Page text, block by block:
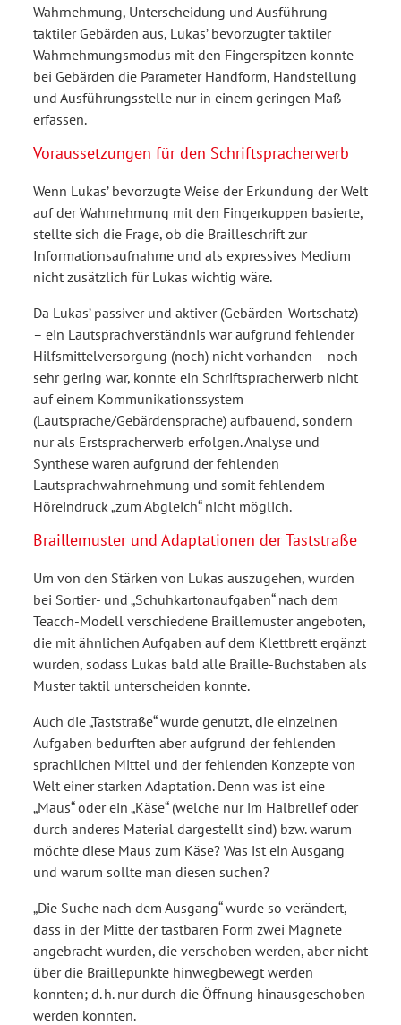
Wahrnehmung, Unterscheidung und Ausführung
taktiler Gebärden aus, Lukas’ bevorzugter taktiler
Wahrnehmungsmodus mit den Fingerspitzen konnte
bei Gebärden die Parameter Handform, Handstellung
und Ausführungsstelle nur in einem geringen Maß
erfassen.
Voraussetzungen für den Schriftspracherwerb
Wenn Lukas’ bevorzugte Weise der Erkundung der Welt
auf der Wahrnehmung mit den Fingerkuppen basierte,
stellte sich die Frage, ob die Brailleschrift zur
Informationsaufnahme und als expressives Medium
nicht zusätzlich für Lukas wichtig wäre.
Da Lukas’ passiver und aktiver (Gebärden-Wortschatz)
– ein Lautsprachverständnis war aufgrund fehlender
Hilfsmittelversorgung (noch) nicht vorhanden – noch
sehr gering war, konnte ein Schriftspracherwerb nicht
auf einem Kommunikationssystem
(Lautsprache/Gebärdensprache) aufbauend, sondern
nur als Erstspracherwerb erfolgen. Analyse und
Synthese waren aufgrund der fehlenden
Lautsprachwahrnehmung und somit fehlendem
Höreindruck „zum Abgleich“ nicht möglich.
Braillemuster und Adaptationen der Taststraße
Um von den Stärken von Lukas auszugehen, wurden
bei Sortier- und „Schuhkartonaufgaben“ nach dem
Teacch-Modell verschiedene Braillemuster angeboten,
die mit ähnlichen Aufgaben auf dem Klettbrett ergänzt
wurden, sodass Lukas bald alle Braille-Buchstaben als
Muster taktil unterscheiden konnte.
Auch die „Taststraße“ wurde genutzt, die einzelnen
Aufgaben bedurften aber aufgrund der fehlenden
sprachlichen Mittel und der fehlenden Konzepte von
Welt einer starken Adaptation. Denn was ist eine
„Maus“ oder ein „Käse“ (welche nur im Halbrelief oder
durch anderes Material dargestellt sind) bzw. warum
möchte diese Maus zum Käse? Was ist ein Ausgang
und warum sollte man diesen suchen?
„Die Suche nach dem Ausgang“ wurde so verändert,
dass in der Mitte der tastbaren Form zwei Magnete
angebracht wurden, die verschoben werden, aber nicht
über die Braillepunkte hinwegbewegt werden
konnten; d. h. nur durch die Öffnung hinausgeschoben
werden konnten.